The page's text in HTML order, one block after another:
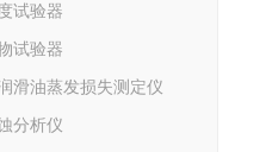
试验器
试验器
滑油蒸发损失测定仪
分析仪